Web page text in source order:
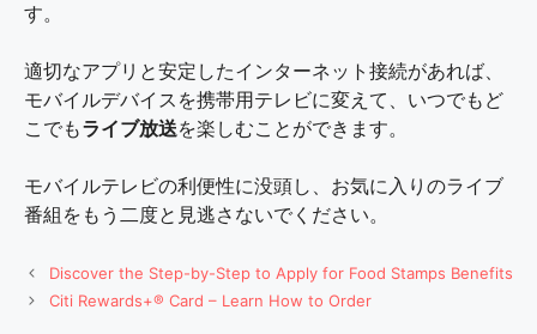
す。
適切なアプリと安定したインターネット接続があれば、
モバイルデバイスを携帯用テレビに変えて、いつでもど
こでもライブ放送を楽しむことができます。
モバイルテレビの利便性に没頭し、お気に入りのライブ
番組をもう二度と見逃さないでください。
Discover the Step-by-Step to Apply for Food Stamps Benefits
Citi Rewards+® Card – Learn How to Order